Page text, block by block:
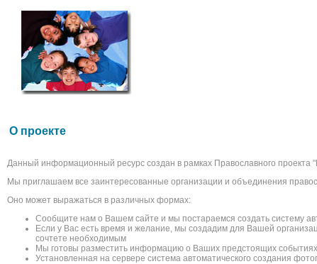
О проекте
Данный информационный ресурс создан в рамках Православного проекта
Мы приглашаем все заинтересованные организации и объединения
Оно может выражаться в различных формах:
Сообщите нам о Вашем сайте и мы постараемся создать систему
Если у Вас есть время и желание, мы создадим для Вашей
сочтете необходимым
Мы готовы разместить информацию о Ваших предстоящих
Установленная на сервере система автоматического создания